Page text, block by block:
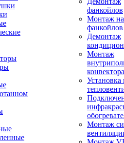
фанкойлов
Монтаж
фанкойлов
Демонтаж
Монтаж
конвектора
Установка
Монтаж